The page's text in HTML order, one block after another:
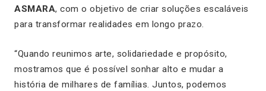
ASMARA, com o objetivo de criar soluções escaláveis
para transformar realidades em longo prazo.
“Quando reunimos arte, solidariedade e propósito,
mostramos que é possível sonhar alto e mudar a
história de milhares de famílias. Juntos, podemos